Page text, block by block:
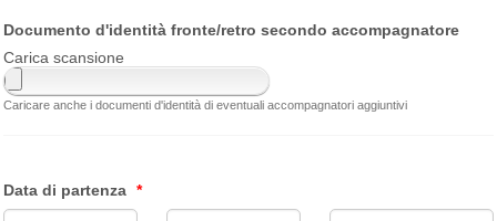
Documento d'identità fronte/retro secondo accompagnatore
Carica scansione
Caricare anche i documenti d'identità di eventuali accompagnatori aggiuntivi
Data di partenza *